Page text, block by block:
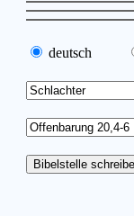
deutsch